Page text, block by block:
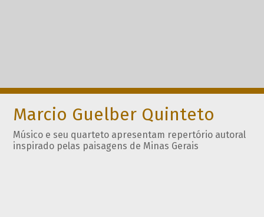
Marcio Guelber Quinteto
Músico e seu quarteto apresentam repertório autoral
inspirado pelas paisagens de Minas Gerais